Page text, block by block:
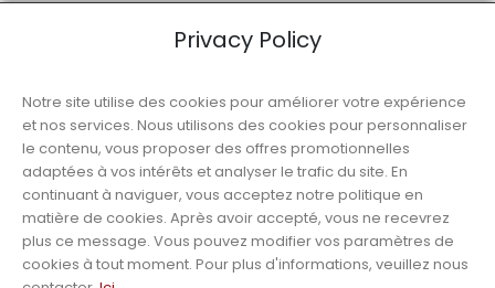
Privacy Policy
Notre site utilise des cookies pour améliorer votre expérience
et nos services. Nous utilisons des cookies pour personnaliser
le contenu, vous proposer des offres promotionnelles
adaptées à vos intérêts et analyser le trafic du site. En
continuant à naviguer, vous acceptez notre politique en
matière de cookies. Après avoir accepté, vous ne recevrez
plus ce message. Vous pouvez modifier vos paramètres de
cookies à tout moment. Pour plus d'informations, veuillez nous
© Luso Alimentation